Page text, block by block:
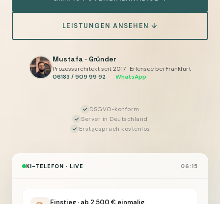
ab
2.500
einmalig,
laufend
700
Euro
LEISTUNGEN ANSEHEN ↓
Mustafa · Gründer
Prozessarchitekt seit 2017 · Erlensee bei Frankfurt
06183 / 909 99 92
WhatsApp
DSGVO-konform
Server in Deutschland
Erstgespräch kostenlos
KI-TELEFON · LIVE 06:15
Einstieg · ab 2.500 € einmalig